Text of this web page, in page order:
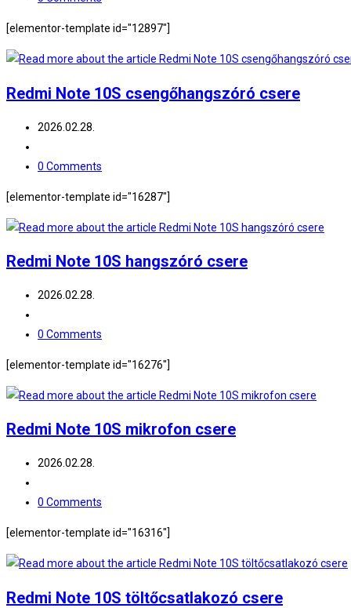
[elementor-template id="12897"]
Redmi Note 10S csengőhangszóró csere
Post
2026.02.28.
category:
Post
0 Comments
[elementor-template id="16287"]
Redmi Note 10S hangszóró csere
Post
2026.02.28.
category:
Post
0 Comments
[elementor-template id="16276"]
Redmi Note 10S mikrofon csere
Post
2026.02.28.
category:
Post
0 Comments
[elementor-template id="16316"]
Redmi Note 10S töltőcsatlakozó csere